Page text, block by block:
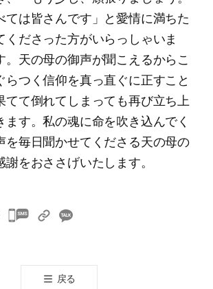
ては皆さんです」と愛情に満ちた
くださった方がいらっしゃいま
。天の母の御声が聞こえるからこ
らつく信仰を真っ直ぐに正すこと
てて倒れてしまっても再び立ち上
ます。私の魂に命を吹き込んでく
を毎日聞かせてくださる天の母の
をおささげいたします。
카
톡
공
戻る